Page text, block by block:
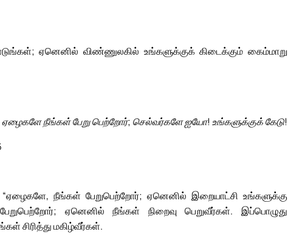
ஏனெனில் விண்ணுலகில் உங்களுக்குக் கிடைக்கும் கைம்மாறு
ஏழைகளே நீங்கள் பேறு பெற்றோர்; செல்வர்களே ஐயோ! உங்களுக்குக் கேடு!
“ஏழைகளே, நீங்கள் பேறுபெற்றோர்; ஏனெனில் இறையாட்சி உங்களுக்கு
ஏனெனில் நீங்கள் நிறைவு பெறுவீர்கள். இப்பொழுது
சிரித்து மகிழ்வீர்கள்.